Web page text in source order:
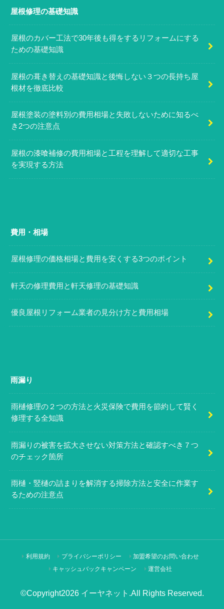
屋根修理の基礎知識
屋根のカバー工法で30年後も得をするリフォームにする
ための基礎知識
屋根の葺き替えの基礎知識と後悔しない３つの長持ち屋
根材を徹底比較
屋根塗装の塗料別の費用相場と失敗しないために知るべ
き2つの注意点
屋根の漆喰補修の費用相場と工程を理解して適切な工事
を実現する方法
費用・相場
屋根修理の価格相場と費用を安くする3つのポイント
軒天の修理費用と軒天修理の基礎知識
優良屋根リフォーム業者の見分け方と費用相場
雨漏り
雨樋修理の２つの方法と火災保険で費用を節約して賢く
修理する全知識
雨漏りの被害を拡大させない対策方法と確認すべき７つ
のチェック箇所
雨樋・竪樋の詰まりを解消する掃除方法と安全に作業す
るための注意点
利用規約 プライバシーポリシー 加盟希望のお問い合わせ
キャッシュバックキャンペーン 運営会社
©Copyright2026 イーヤネット .All Rights Reserved.